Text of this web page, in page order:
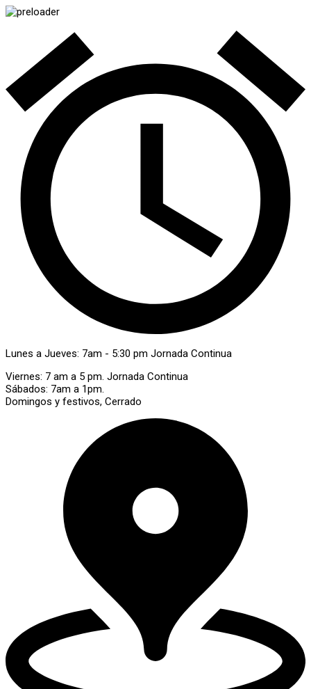
Lunes a Jueves: 7am - 5:30 pm Jornada Continua
Viernes: 7 am a 5 pm. Jornada Continua
Sábados: 7am a 1pm.
Domingos y festivos, Cerrado